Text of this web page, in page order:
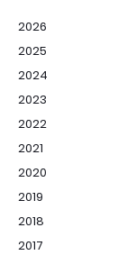
2026
2025
2024
2023
2022
2021
2020
2019
2018
2017